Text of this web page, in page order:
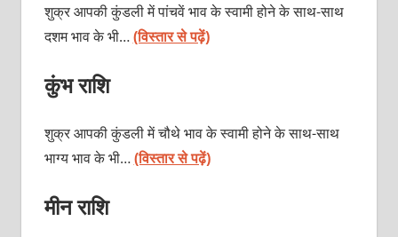
शुक्र आपकी कुंडली में पांचवें भाव के स्वामी होने के साथ-साथ
दशम भाव के भी…(विस्तार से पढ़ें)
कुंभ राशि
शुक्र आपकी कुंडली में चौथे भाव के स्वामी होने के साथ-साथ
भाग्य भाव के भी…(विस्तार से पढ़ें)
मीन राशि